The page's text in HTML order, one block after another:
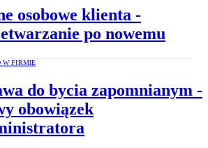
osobowe klienta -
po nowemu
W FIRMIE
do bycia zapomnianym -
obowiązek